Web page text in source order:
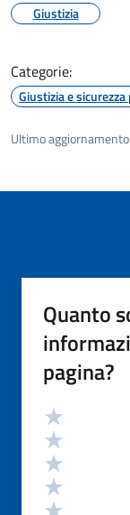
Giustizia
Categorie:
Giustizia e
Ultimo aggiornamento:
Quanto
pagina?
Valutazione